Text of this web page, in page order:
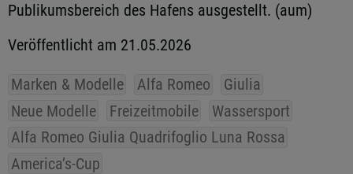
Publikumsbereich des Hafens ausgestellt. (aum)
Veröffentlicht am 21.05.2026
Marken & Modelle Alfa Romeo
Giulia
Neue Modelle
Freizeitmobile
Wassersport
Alfa Romeo Giulia Quadrifoglio Luna Rossa
America’s-Cup